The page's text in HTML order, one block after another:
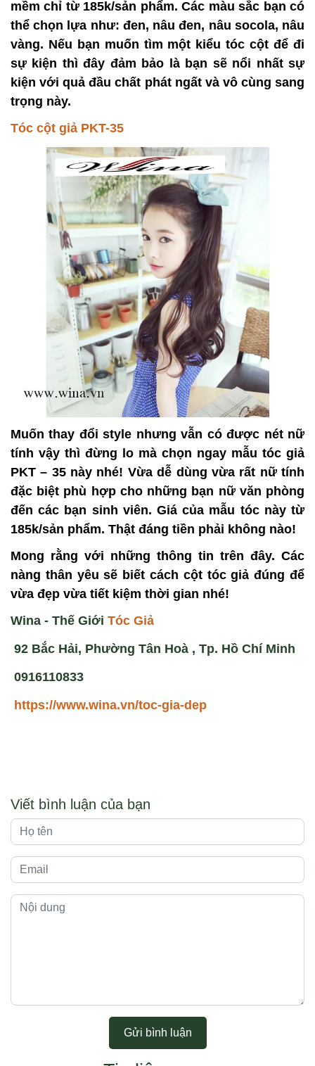
mềm chỉ từ 185k/sản phẩm. Các màu sắc bạn có
thể chọn lựa như: đen, nâu đen, nâu socola, nâu
vàng. Nếu bạn muốn tìm một kiểu tóc cột để đi
sự kiện thì đây đảm bảo là bạn sẽ nổi nhất sự
kiện với quả đầu chất phát ngất và vô cùng sang
trọng này.
Tóc cột giả PKT-35
Muốn thay đổi style nhưng vẫn có được nét nữ
tính vậy thì đừng lo mà chọn ngay mẫu tóc giả
PKT – 35 này nhé! Vừa dễ dùng vừa rất nữ tính
đặc biệt phù hợp cho những bạn nữ văn phòng
đến các bạn sinh viên. Giá của mẫu tóc này từ
185k/sản phẩm. Thật đáng tiền phải không nào!
Mong rằng với những thông tin trên đây. Các
nàng thân yêu sẽ biết cách cột tóc giảđúng để
vừa đẹp vừa tiết kiệm thời gian nhé!
Wina - Thế Giới Tóc Giả
92 Bắc Hải, Phường Tân Hoà , Tp. Hồ Chí Minh
0916110833
https://www.wina.vn/toc-gia-dep
Viết bình luận của bạn
Gửi bình luận